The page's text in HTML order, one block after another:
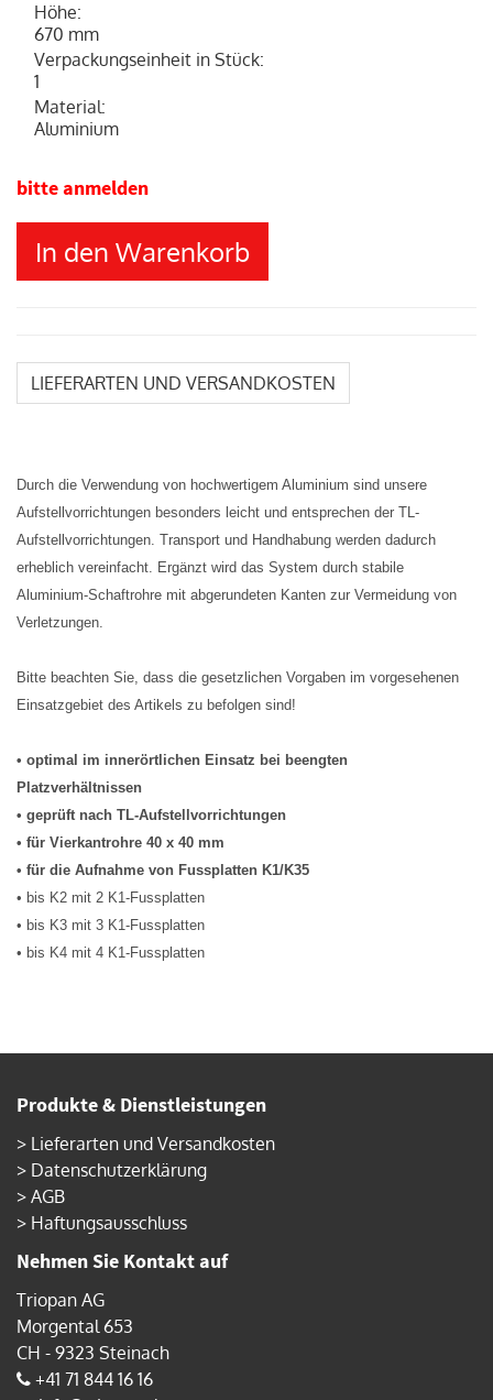
Höhe:
670 mm
Verpackungseinheit in Stück:
1
Material:
Aluminium
bitte anmelden
In den Warenkorb
LIEFERARTEN UND VERSANDKOSTEN
Durch die Verwendung von hochwertigem Aluminium sind unsere
Aufstellvorrichtungen besonders leicht und entsprechen der TL-
Aufstellvorrichtungen. Transport und Handhabung werden dadurch
erheblich vereinfacht. Ergänzt wird das System durch stabile
Aluminium-Schaftrohre mit abgerundeten Kanten zur Vermeidung von
Verletzungen.
Bitte beachten Sie, dass die gesetzlichen Vorgaben im vorgesehenen
Einsatzgebiet des Artikels zu befolgen sind!
• optimal im innerörtlichen Einsatz bei beengten
Platzverhältnissen
• geprüft nach TL-Aufstellvorrichtungen
• für Vierkantrohre 40 x 40 mm
• für die Aufnahme von Fussplatten K1/K35
• bis K2 mit 2 K1-Fussplatten
• bis K3 mit 3 K1-Fussplatten
• bis K4 mit 4 K1-Fussplatten
Produkte & Dienstleistungen
> Lieferarten und Versandkosten
> Datenschutzerklärung
> AGB
> Haftungsausschluss
Nehmen Sie Kontakt auf
Triopan AG
Morgental 653
CH - 9323 Steinach
+41 71 844 16 16